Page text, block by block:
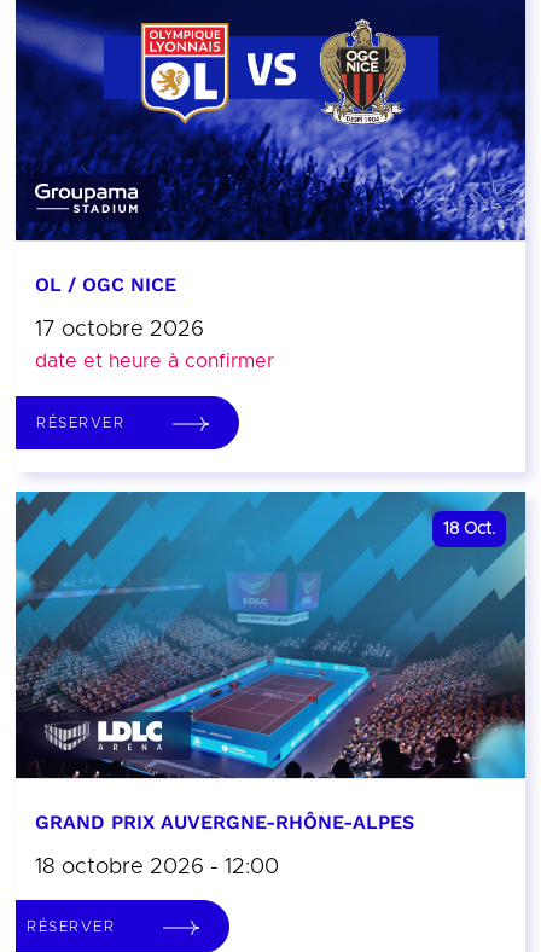
OL / OGC NICE
17 octobre 2026
date et heure à confirmer
RÉSERVER
18 Oct.
GRAND PRIX AUVERGNE-RHÔNE-ALPES
18 octobre 2026 - 12:00
RÉSERVER